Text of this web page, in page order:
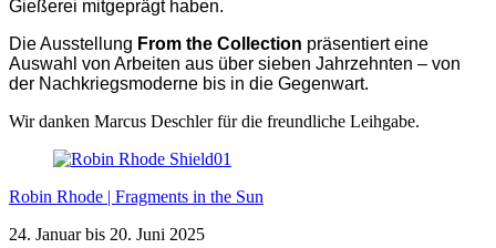
Gießerei mitgeprägt haben.
Die Ausstellung From the Collection präsentiert eine
Auswahl von Arbeiten aus über sieben Jahrzehnten – von
der Nachkriegsmoderne bis in die Gegenwart.
Wir danken Marcus Deschler für die freundliche Leihgabe.
Robin Rhode | Fragments in the Sun
24. Januar bis 20. Juni 2025